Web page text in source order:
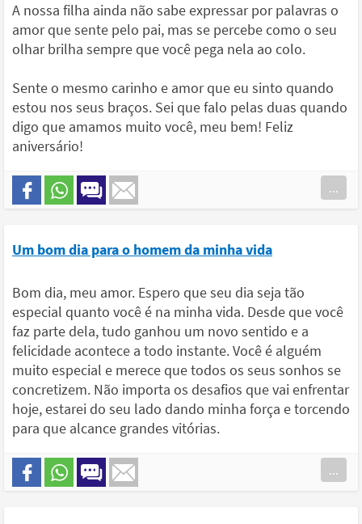
A nossa filha ainda não sabe expressar por palavras o
amor que sente pelo pai, mas se percebe como o seu
olhar brilha sempre que você pega nela ao colo.
Sente o mesmo carinho e amor que eu sinto quando
estou nos seus braços. Sei que falo pelas duas quando
digo que amamos muito você, meu bem! Feliz
aniversário!
...
Um bom dia para o homem da minha vida
Bom dia, meu amor. Espero que seu dia seja tão
especial quanto você é na minha vida. Desde que você
faz parte dela, tudo ganhou um novo sentido e a
felicidade acontece a todo instante. Você é alguém
muito especial e merece que todos os seus sonhos se
concretizem. Não importa os desafios que vai enfrentar
hoje, estarei do seu lado dando minha força e torcendo
para que alcance grandes vitórias.
...